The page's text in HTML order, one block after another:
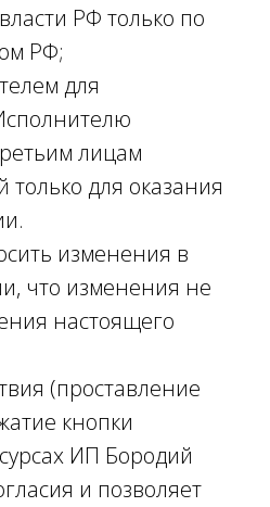
РФ только по
РФ;
для
лицам
для оказания
изменения в
что изменения не
настоящего
(проставление
кнопки
ИП Бородий
и позволяет